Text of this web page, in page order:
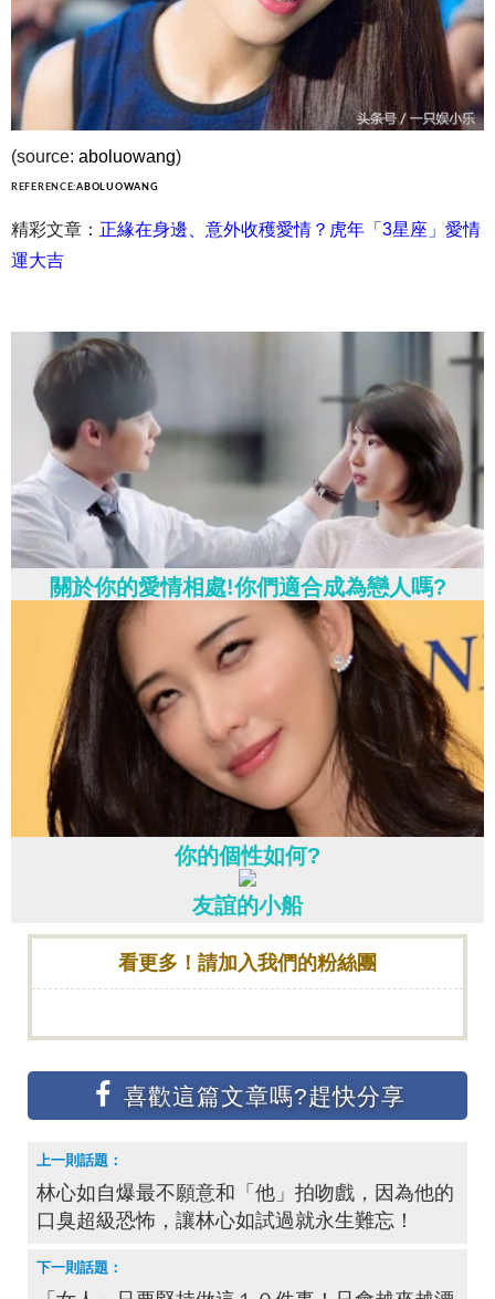
(source: aboluowang)
REFERENCE:ABOLUOWANG
精彩文章： 正緣在身邊、意外收穫愛情？虎年「3星座」愛情
運大吉
關於你的愛情相處!你們適合成為戀人嗎?
你的個性如何?
友誼的小船
看更多！請加入我們的粉絲團
林心如自爆最不願意和「他」拍吻戲，因為他的
口臭超級恐怖，讓林心如試過就永生難忘！